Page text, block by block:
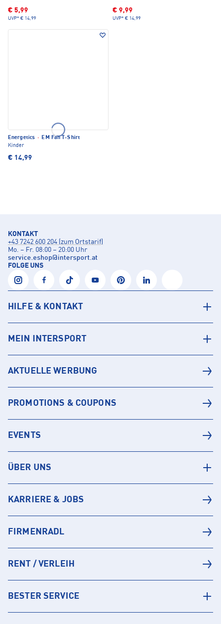
€ 5,99
UVP* € 14,99
€ 9,99
UVP* € 14,99
Energetics · EM Fan T-Shirt
Kinder
€ 14,99
KONTAKT
+43 7242 600 204 (zum Ortstarif)
Mo. – Fr. 08:00 – 20:00 Uhr
service.eshop@intersport.at
FOLGE UNS
HILFE & KONTAKT
MEIN INTERSPORT
AKTUELLE WERBUNG
PROMOTIONS & COUPONS
EVENTS
ÜBER UNS
KARRIERE & JOBS
FIRMENRADL
RENT / VERLEIH
BESTER SERVICE